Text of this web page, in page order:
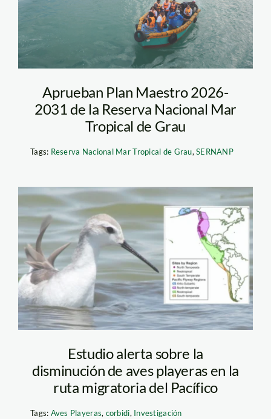
Aprueban Plan Maestro 2026-
2031 de la Reserva Nacional Mar
Tropical de Grau
Tags: Reserva Nacional Mar Tropical de Grau,SERNANP
aves-playeras—
sernanp2
Estudio alerta sobre la
disminución de aves playeras en la
ruta migratoria del Pacífico
Tags: Aves Playeras, corbidi, Investigación